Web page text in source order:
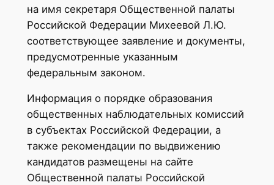
на имя секретаря Общественной палаты
Российской Федерации Михеевой Л.Ю.
соответствующее заявление и документы,
предусмотренные указанным
федеральным законом.
Информация о порядке образования
общественных наблюдательных комиссий
в субъектах Российской Федерации, а
также рекомендации по выдвижению
кандидатов размещены на сайте
Общественной палаты Российской